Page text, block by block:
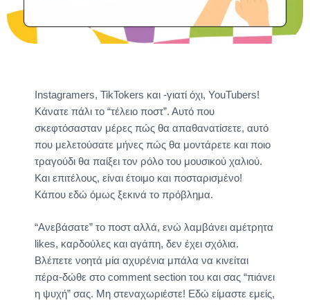
Instagramers, TikTokers και -γιατί όχι, YouTubers!
Κάνατε πάλι το “τέλειο ποστ”. Αυτό που
σκεφτόσασταν μέρες πώς θα απαθανατίσετε, αυτό
που μελετούσατε μήνες πώς θα μοντάρετε και ποιο
τραγούδι θα παίξει τον ρόλο του μουσικού χαλιού.
Και επιτέλους, είναι έτοιμο και ποσταρισμένο!
Κάπου εδώ όμως ξεκινά το πρόβλημα.
“Ανεβάσατε” το ποστ αλλά, ενώ λαμβάνει αμέτρητα
likes, καρδούλες και αγάπη, δεν έχει σχόλια.
Βλέπετε νοητά μία αχυρένια μπάλα να κινείται
πέρα-δώθε στο comment section του και σας “πιάνει
η ψυχή” σας. Μη στεναχωριέστε! Εδώ είμαστε εμείς,